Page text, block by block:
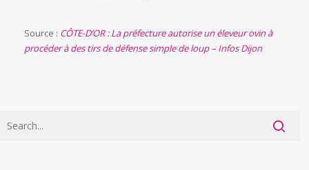
Source : CÔTE-D’OR : La préfecture autorise un éleveur ovin à
procéder à des tirs de défense simple de loup – Infos Dijon